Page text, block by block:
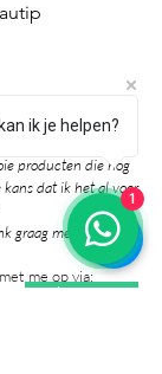
weten! 🎉
producten die nog
dat ik het al voor
graag met je mee!
me op via:
whatsapp
ik je helpen?
1